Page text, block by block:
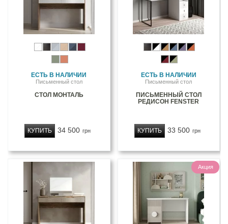
ЕСТЬ В НАЛИЧИИ
Письменный стол
СТОЛ МОНТАЛЬ
34 500 грн
КУПИТЬ
ЕСТЬ В НАЛИЧИИ
Письменный стол
ПИСЬМЕННЫЙ СТОЛ
РЕДИСОН FENSTER
33 500 грн
КУПИТЬ
Акция